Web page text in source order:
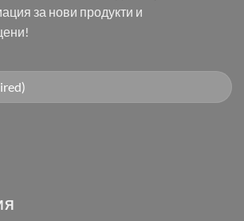
за нови продукти и